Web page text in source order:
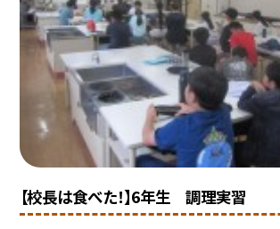
【校長は食べた！】6年生 調理実習